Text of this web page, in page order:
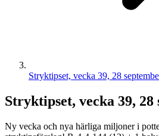
Stryktipset, vecka 39, 28
Stryktipset, vecka 39, 28
Ny vecka och nya härliga miljoner i